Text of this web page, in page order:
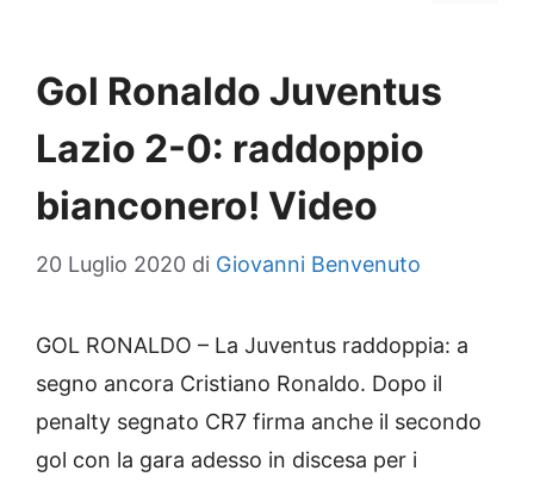
Gol Ronaldo Juventus
Lazio 2-0: raddoppio
bianconero! Video
20 Luglio 2020 di Giovanni Benvenuto
GOL RONALDO – La Juventus raddoppia: a
segno ancora Cristiano Ronaldo. Dopo il
penalty segnato CR7 firma anche il secondo
gol con la gara adesso in discesa per i